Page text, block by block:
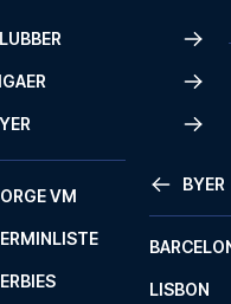
BYER
LISBON
VM
med Football Travel.